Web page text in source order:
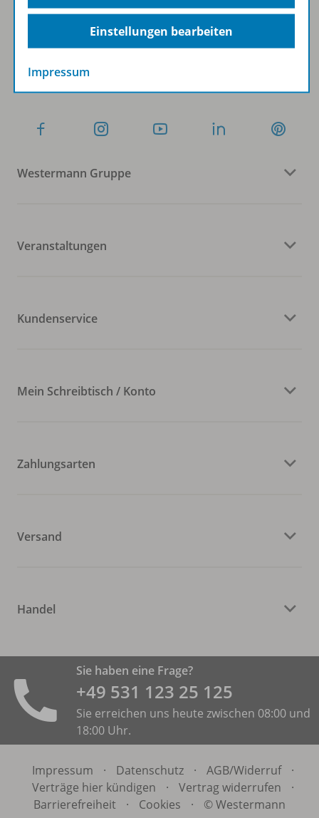
Folgen Sie uns auf Social Media
Westermann Gruppe
Veranstaltungen
Kundenservice
Mein Schreibtisch / Konto
Zahlungsarten
Versand
Handel
Sie haben eine Frage?
+49 531 ­123 25 125
Sie erreichen uns heute zwischen 08:00 und
18:00 Uhr.
Impressum · Datenschutz · AGB/Widerruf
·
Verträge hier kündigen
· Vertrag widerrufen
·
Barrierefreiheit
· Cookies · © Westermann
Einstellungen bearbeiten
Impressum